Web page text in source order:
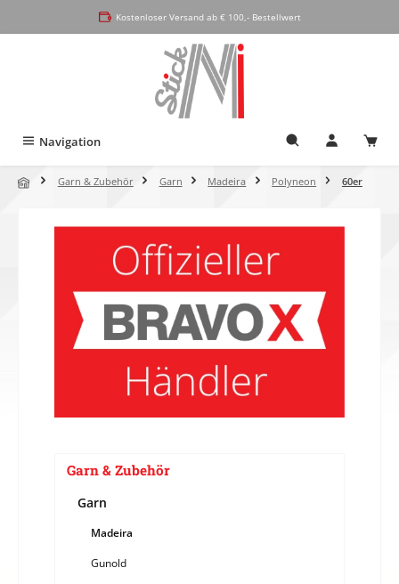
Kostenloser Versand ab € 100,- Bestellwert
Navigation
Garn & Zubehör Garn Madeira Polyneon 60er
Garn & Zubehör
Garn
Madeira
Gunold